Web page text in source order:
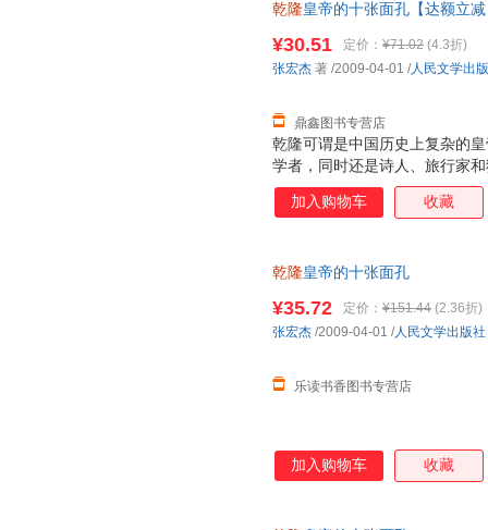
曾国藩、慈禧、袁世凯、朱元
望、爱情、记忆等的看法，同
时期的照片。
乾隆皇帝的十张面孔【达额立
乾隆可谓是中国历史上复杂的
学者，同时还是诗人、旅行家
使人感觉“蔼然有春风和气”；
薄寡恩，他为人节制，平生饮
多个侧面。当然。在众多面孔
个封闭的王朝已经埋下了备遭
¥30.51 定价： ¥71.02 (4.3折)
鼎鑫图书专营店
张宏杰 著 /2009-04-01 /人民文学出
加入购物车 收藏
乾隆皇帝的十张面孔
¥35.72 定价： ¥151.44 (2.36折)
乐读书香图书专营店
张宏杰 /2009-04-01 /人民文学出版社
加入购物车 收藏